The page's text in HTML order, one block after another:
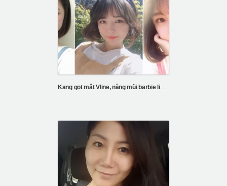
Kang gọt măt Vline, nâng mũi barbie line, căng da chỉ V3, cắt mí